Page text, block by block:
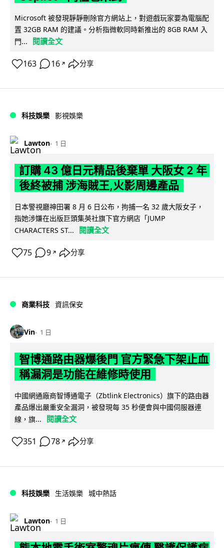
Microsoft 被發現靜靜刪除官方網站上，對遊戲玩家要為電腦配
置 32GB RAM 的建議。分析指微軟同時新推出的 8GB RAM 入
門...
閱讀全文
163 16 ↗ 分享
科技娛樂 影視娛樂
Lawton 1 日
訂購 43 億日元精品後棄單 大阪女 2 年
後終被捕 涉海賊王,火影周邊產品
日本警視廳神田署 8 月 6 日公布，拘捕一名 32 歲大阪女子，
指她涉嫌在出版巨頭集英社旗下官方網店「JUMP
CHARACTERS ST...
閱讀全文
75 9 ↗ 分享
商業科技 資訊保安
Vin 1 日
智博通路由器爆後門 官方緊急下架止血
稱漏洞是功能在維修時使用
中國網通廠商智博通電子（Zbtlink Electronics）旗下的路由器
產品爆出嚴重安全漏洞，被發現每 35 秒便會與中國伺服器連
線，旗...
閱讀全文
351 78 ↗ 分享
科技娛樂 生活娛樂 城中熱話
Lawton 1 日